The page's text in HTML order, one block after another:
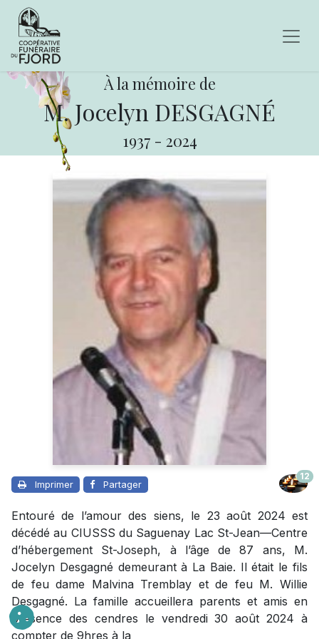
À la mémoire de
M. Jocelyn DESGAGNÉ
1937 - 2024
Imprimer Partager
12
Entouré de l’amour des siens, le 23 août 2024 est
décédé au CIUSSS du Saguenay Lac St-Jean—Centre
d’hébergement St-Joseph, à l’âge de 87 ans, M.
Jocelyn Desgagné demeurant à La Baie. Il était le fils
de feu dame Malvina Tremblay et de feu M. Willie
Desgagné. La famille accueillera parents et amis en
présence des cendres le vendredi 30 août 2024 à
compter de 9hres à la